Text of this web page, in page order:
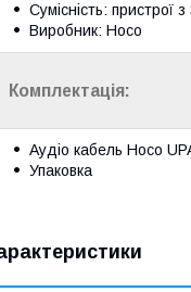
Сумісність: пристрої
Виробник: Hoco
Комплектація:
Аудіо кабель Hoco
Упаковка